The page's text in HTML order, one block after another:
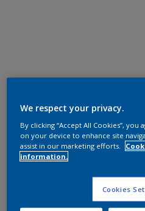
We respect your privacy.
By clicking “Accept All Cookies”,
on your device to enhance site
assist in our marketing efforts.
information.
Cookies